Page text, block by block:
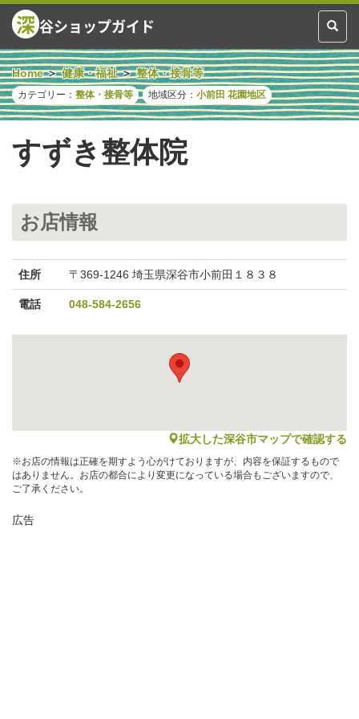
Toggle
深 谷ショップガイド
Home 健康・福祉 整体・接骨等
カテゴリー： 整体・接骨等 地域区分： 小前田 花園地区
すずき整体院
お店情報
住所 〒369-1246 埼玉県深谷市小前田１８３８
電話 048-584-2656
map
拡大した深谷市マップで確認する
※お店の情報は正確を期すよう心がけておりますが、内容を保証するもので
はありません。お店の都合により変更になっている場合もございますので、
ご了承ください。
広告